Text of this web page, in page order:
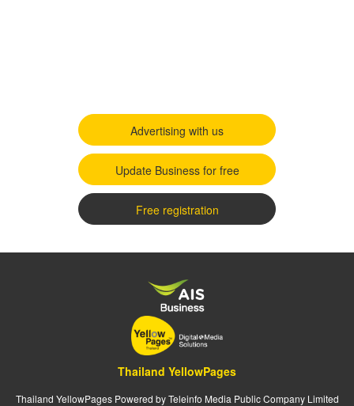
Advertising with us
Update Business for free
Free registration
Thailand YellowPages
Thailand YellowPages Powered by Teleinfo Media Public Company Limited